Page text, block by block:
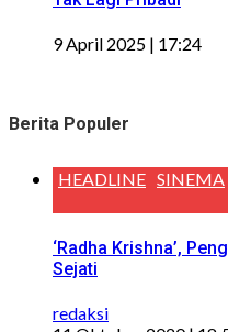
9 April 2025 | 17:24
Berita Populer
HEADLINE SINEMA
‘Radha Krishna’,
Sejati
redaksi